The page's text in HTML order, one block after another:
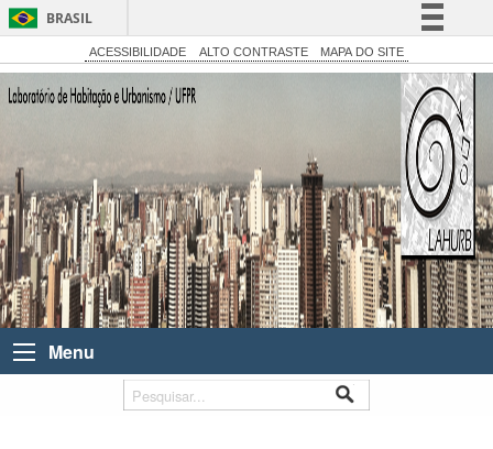
BRASIL
Simplifique!
Acesso à informação
Legislação
Canais
ACESSIBILIDADE ALTO CONTRASTE MAPA DO SITE
Menu